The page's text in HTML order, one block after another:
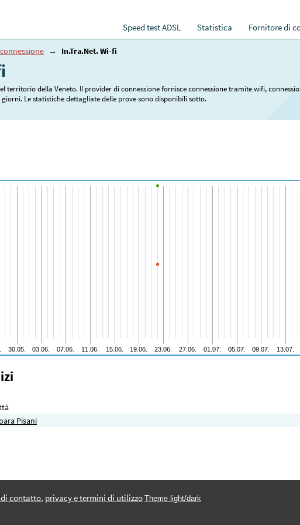
Speed test ADSL Statistica Fornitore di
→ In.Tra.Net. Wi-fi
territorio della Veneto. Il provider di connessione fornisce connessione tramite wifi,
Le statistiche dettagliate delle prove sono disponibili sotto.
Pisani
contatto, privacy e termini di utilizzo Theme light/dark